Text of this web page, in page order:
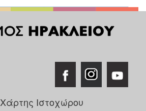
Χάρτης Ιστοχώρου